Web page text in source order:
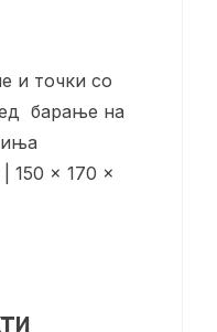
и точки со
барање на
150 x 170 x